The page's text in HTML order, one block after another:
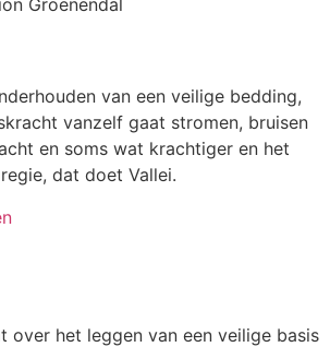
van een veilige bedding,
vanzelf gaat stromen, bruisen
en soms wat krachtiger en het
dat doet Vallei.
over het leggen van een veilige basis